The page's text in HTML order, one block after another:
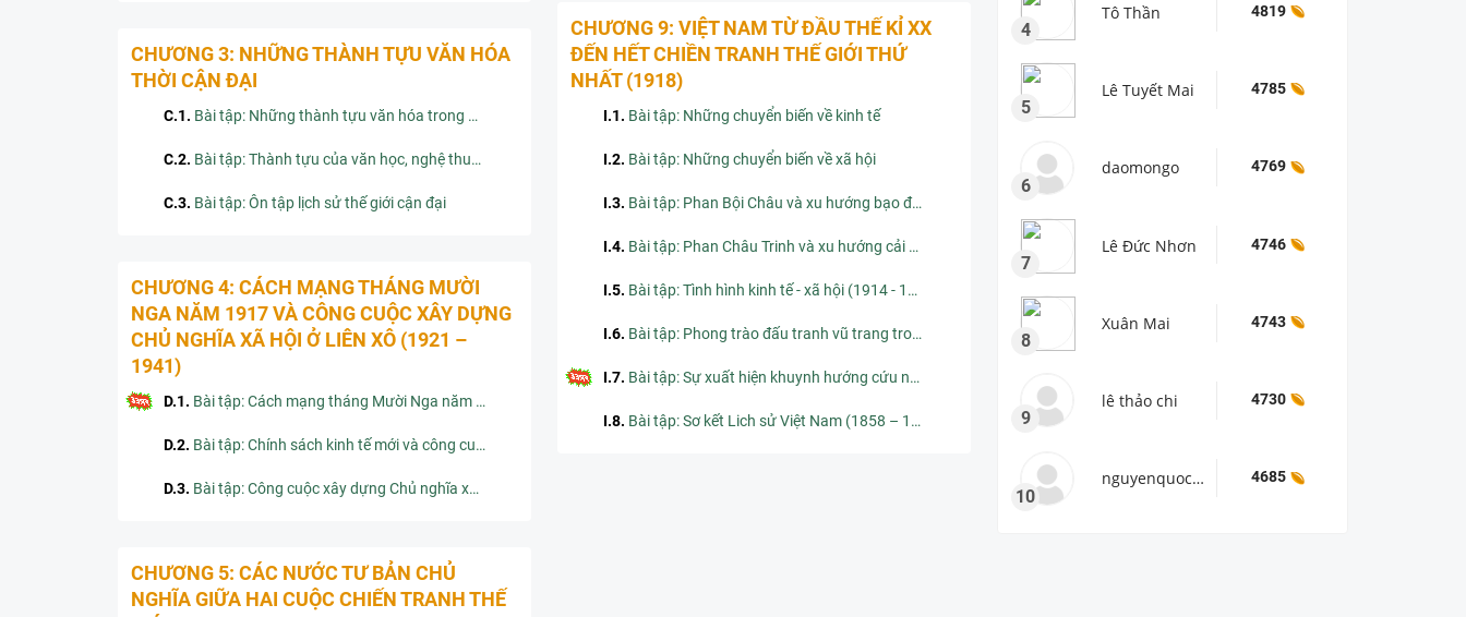
CHƯƠNG 3: NHỮNG THÀNH TỰU VĂN HÓA
THỜI CẬN ĐẠI
C.1. Bài tập: Những thành tựu văn hóa trong buổi đầu thời cận đại
C.2. Bài tập: Thành tựu của văn học, nghệ thuật từ đầu thế kỉ XIX đến đầu thế kỉ XX
C.3. Bài tập: Ôn tập lịch sử thế giới cận đại
CHƯƠNG 4: CÁCH MẠNG THÁNG MƯỜI
NGA NĂM 1917 VÀ CÔNG CUỘC XÂY DỰNG
CHỦ NGHĨA XÃ HỘI Ở LIÊN XÔ (1921 –
1941)
D.1. Bài tập: Cách mạng tháng Mười Nga năm 1917 và cuộc đấu tranh bảo vệ cách mạng (1917 – 1921)
D.2. Bài tập: Chính sách kinh tế mới và công cuộc khôi phục kinh tế (1921 – 1925)
D.3. Bài tập: Công cuộc xây dựng Chủ nghĩa xã hội ở Liên Xô (1921 – 1941)
CHƯƠNG 5: CÁC NƯỚC TƯ BẢN CHỦ
NGHĨA GIỮA HAI CUỘC CHIẾN TRANH THẾ
CHƯƠNG 9: VIỆT NAM TỪ ĐẦU THẾ KỈ XX
ĐẾN HẾT CHIỀN TRANH THẾ GIỚI THỨ
NHẤT (1918)
I.1. Bài tập: Những chuyển biến về kinh tế
I.2. Bài tập: Những chuyển biến về xã hội
I.3. Bài tập: Phan Bội Châu và xu hướng bạo động
I.4. Bài tập: Phan Châu Trinh và xu hướng cải cách
I.5. Bài tập: Tình hình kinh tế - xã hội (1914 - 1918)
I.6. Bài tập: Phong trào đấu tranh vũ trang trong chiến tranh
I.7. Bài tập: Sự xuất hiện khuynh hướng cứu nước mới
I.8. Bài tập: Sơ kết Lich sử Việt Nam (1858 – 1918)
4
Tô Thần 4819
5
Lê Tuyết Mai 4785
6
daomongo 4769
7
Lê Đức Nhơn 4746
8
Xuân Mai 4743
9
lê thảo chi 4730
10
nguyenquockiet11a6 4685